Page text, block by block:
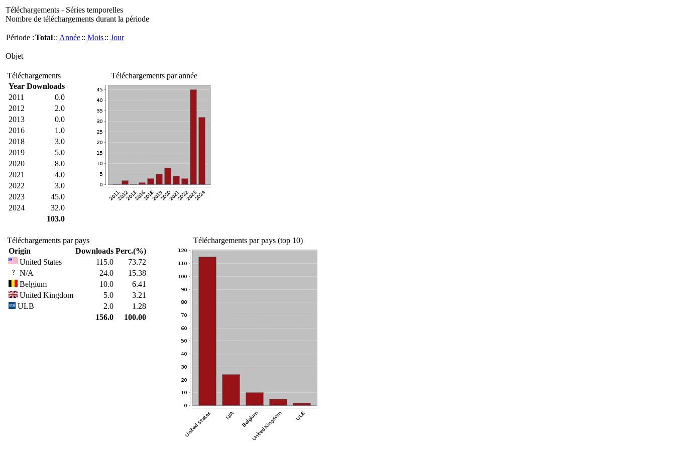
Téléchargements - Séries temporelles
Nombre de téléchargements durant la période
Période :Total:: Année:: Mois:: Jour
Objet
Téléchargements
Year Downloads
2011
0.0
2012
2.0
2013
0.0
2016
1.0
2018
3.0
2019
5.0
2020
8.0
2021
4.0
2022
3.0
2023
45.0
2024
32.0
103.0
Téléchargements par année
Téléchargements par pays
Origin
Downloads Perc.(%)
United States
115.0
73.72
N/A
24.0
15.38
Belgium
10.0
6.41
United Kingdom
5.0
3.21
ULB
2.0
1.28
156.0
100.00
Téléchargements par pays (top 10)